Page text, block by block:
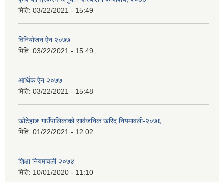
मिति: 03/22/2021 - 15:49
विनियोजन ऐन २०७७
मिति: 03/22/2021 - 15:49
आर्थिक ऐन २०७७
मिति: 03/22/2021 - 15:48
खोटेहाङ गाउँपालिकाको सार्वजनिक खरिद नियमावली-२०७६
मिति: 01/22/2021 - 12:02
शिक्षा नियमावली २०७४
मिति: 10/01/2020 - 11:10